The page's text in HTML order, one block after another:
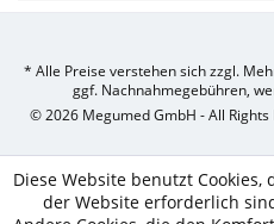
* Alle Preise verstehen sich zzgl.
ggf. Nachnahmegebühren,
© 2026 Megumed GmbH - All Rights
Diese Website benutzt
der Website erforderlich